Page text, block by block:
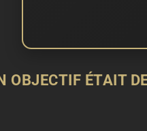
OBJECTIF ÉTAIT